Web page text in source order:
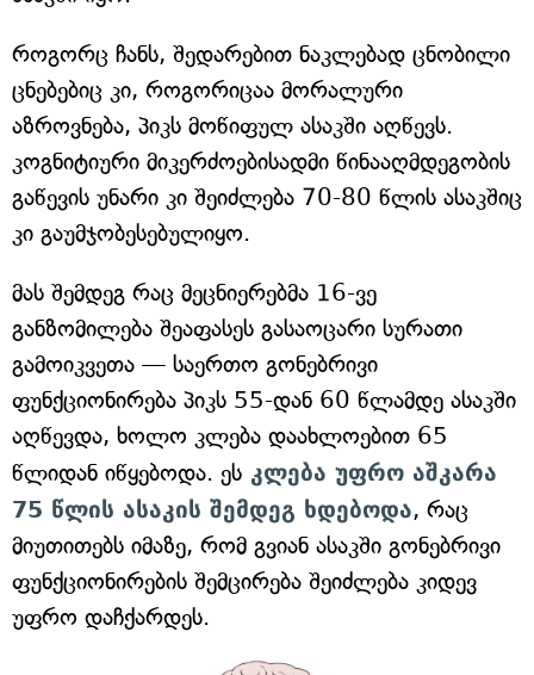
როგორც ჩანს, შედარებით ნაკლებად ცნობილი
ცნებებიც კი, როგორიცაა მორალური
აზროვნება, პიკს მოწიფულ ასაკში აღწევს.
კოგნიტიური მიკერძოებისადმი წინააღმდეგობის
გაწევის უნარი კი შეიძლება 70-80 წლის ასაკშიც
კი გაუმჯობესებულიყო.
მას შემდეგ რაც მეცნიერებმა 16-ვე
განზომილება შეაფასეს გასაოცარი სურათი
გამოიკვეთა — საერთო გონებრივი
ფუნქციონირება პიკს 55-დან 60 წლამდე ასაკში
აღწევდა, ხოლო კლება დაახლოებით 65
წლიდან იწყებოდა. ეს კლება უფრო აშკარა
75 წლის ასაკის შემდეგ ხდებოდა, რაც
მიუთითებს იმაზე, რომ გვიან ასაკში გონებრივი
ფუნქციონირების შემცირება შეიძლება კიდევ
უფრო დაჩქარდეს.